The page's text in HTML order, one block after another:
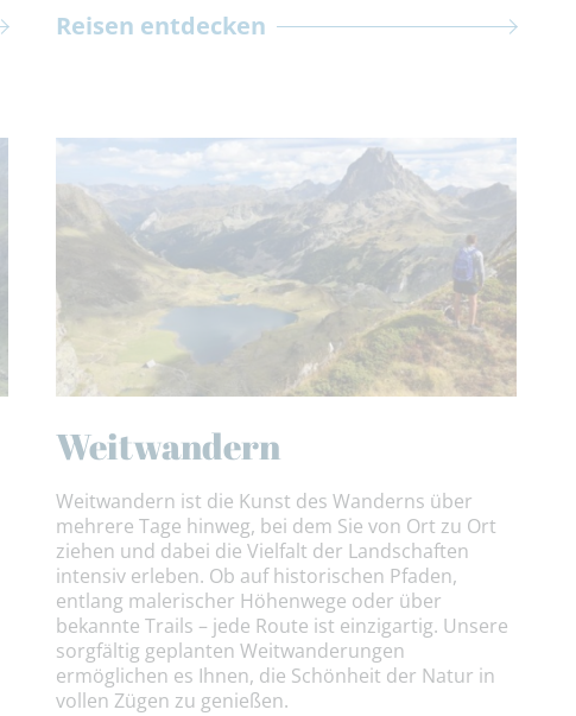
Reisen entdecken
Weitwandern
Weitwandern ist die Kunst des Wanderns über
mehrere Tage hinweg, bei dem Sie von Ort zu Ort
ziehen und dabei die Vielfalt der Landschaften
intensiv erleben. Ob auf historischen Pfaden,
entlang malerischer Höhenwege oder über
bekannte Trails – jede Route ist einzigartig. Unsere
sorgfältig geplanten Weitwanderungen
ermöglichen es Ihnen, die Schönheit der Natur in
vollen Zügen zu genießen.